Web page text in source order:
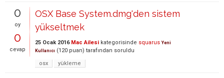
0
oy
0
cevap
OSX Base System.dmg'den sistem
yükseltmek
25 Ocak 2016 Mac Ailesi kategorisinde squarus Yeni
Kullanıcı (120 puan) tarafından soruldu
osx
yükleme